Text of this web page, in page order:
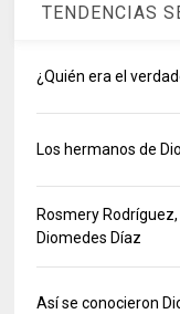
TENDENCIAS
¿Quién era el
Los hermanos de
Rosmery
Diomedes Díaz
Así se conocieron